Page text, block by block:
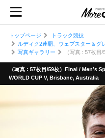
トップページ
トラック競技
ルディク2連覇、ウェブスター＆グ
写真ギャラリー
（写真 : 57枚
（写真 : 57枚目/59枚）Final / Men’s
WORLD CUP V, Brisbane, Australia